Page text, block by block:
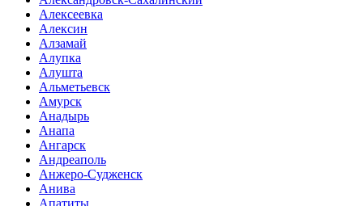
Алексеевка
Алексин
Алзамай
Алупка
Алушта
Альметьевск
Амурск
Анадырь
Анапа
Ангарск
Андреаполь
Анжеро-Судженск
Анива
Апатиты